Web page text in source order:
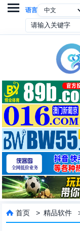
语言

 首页 >精品软件